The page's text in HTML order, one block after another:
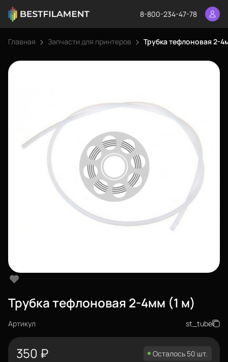
8-800-234-47-78
Главная Запчасти для принтеров Трубка тефлоновая 2-
Трубка тефлоновая 2-4мм (1 м)
Артикул st_tube
350 ₽ Осталось 50 шт.